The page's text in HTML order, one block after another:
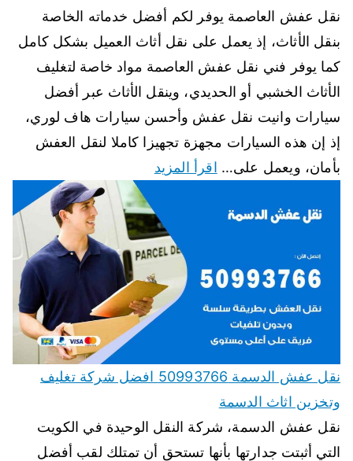
نقل عفش العاصمة يوفر لكم أفضل خدماته الخاصة
بنقل الأثاث، إذ يعمل على نقل أثاث العميل بشكل كامل
كما يوفر فني نقل عفش العاصمة مواد خاصة لتغليف
الأثاث الخشبي أو الحديدي، وينقل الأثاث عبر أفضل
سيارات وانيت نقل عفش وأحسن سيارات هاف لوري،
إذ إن هذه السيارات مجهزة تجهيزا كاملا لنقل العفش
بأمان، ويعمل على… اقرأ المزيد
نقل عفش الدسمة 50993766 افضل شركة تغليف
وتخزين اثاث الدسمة
نقل عفش الدسمة، شركة النقل الوحيدة في الكويت
التي أثبتت جدارتها بأنها تستحق أن تمتلك لقب أفضل